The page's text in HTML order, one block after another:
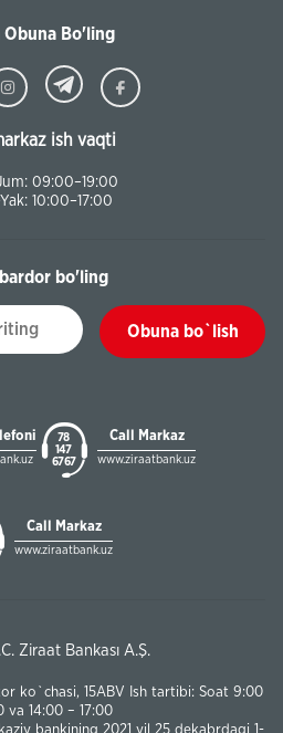
Obuna Bo'ling
ish vaqti
09:00–19:00
10:00–17:00
bo'ling
Obuna bo`lish
78
147
67 67
Call Markaz
www.ziraatbank.uz
Call Markaz
www.ziraatbank.uz
Ziraat Bankası A.Ş.
ko`chasi, 15ABV Ish tartibi: Soat 9:00
va 14:00 – 17:00
bankining 2021 yil 25 dekabrdagi 1-